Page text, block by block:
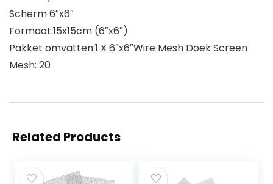
Scherm 6″x6″
Formaat:15x15cm (6″x6″)
Pakket omvatten:1 X 6″x6″Wire Mesh Doek Screen
Mesh: 20
Related Products